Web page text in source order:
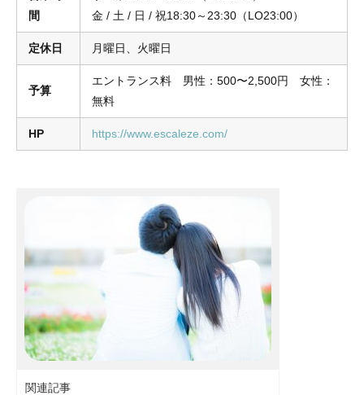
間
金 / 土 / 日 / 祝18:30～23:30（LO23:00）
定休日 月曜日、火曜日
予算
エントランス料 男性：500〜2,500円 女性：
無料
HP https://www.escaleze.com/
関連記事